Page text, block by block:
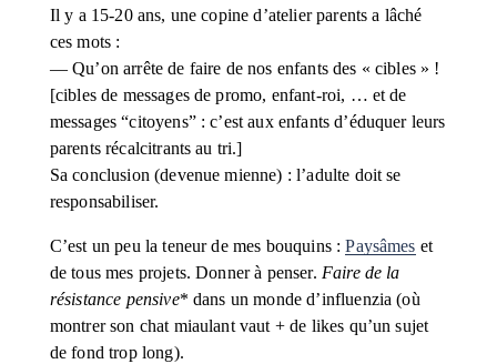
Il y a 15-20 ans, une copine d’atelier parents a lâché
ces mots :
— Qu’on arrête de faire de nos enfants des « cibles » !
[cibles de messages de promo, enfant-roi, … et de
messages “citoyens” : c’est aux enfants d’éduquer leurs
parents récalcitrants au tri.]
Sa conclusion (devenue mienne) : l’adulte doit se
responsabiliser.
C’est un peu la teneur de mes bouquins : Paysâmes et
de tous mes projets. Donner à penser. Faire de la
résistance pensive* dans un monde d’influenzia (où
montrer son chat miaulant vaut + de likes qu’un sujet
de fond trop long).